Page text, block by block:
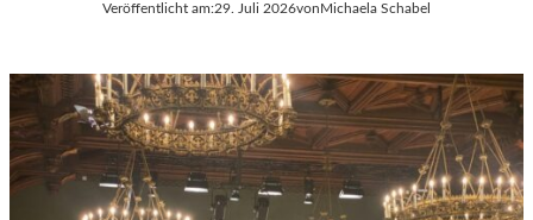
Veröffentlicht am:29. Juli 2026von Michaela Schabel